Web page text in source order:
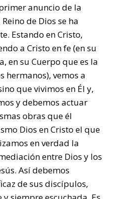
anuncio de la
de Dios se ha
Estando en Cristo,
a Cristo en fe (en su
en su Cuerpo que es la
hermanos), vemos a
que vivimos en Él y,
y debemos actuar
obras que él
Dios en Cristo el que
en verdad la
entre Dios y los
Así debemos
de sus discípulos,